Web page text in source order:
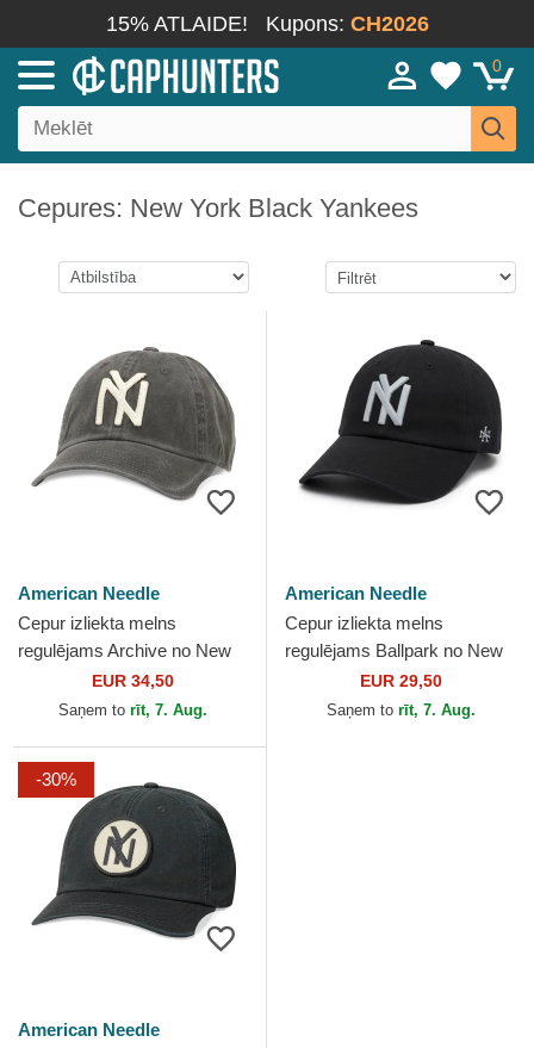
15% ATLAIDE! Kupons: CH2026
0
Cepures: New York Black Yankees
American Needle
Cepur izliekta melns
regulējams Archive no New
York Black Yankees MLB no
American Needle
EUR 34,50
Saņem to rīt, 7. Aug.
American Needle
Cepur izliekta melns
regulējams Ballpark no New
York Black Yankees MLB no
American Needle
EUR 29,50
Saņem to rīt, 7. Aug.
-30%
American Needle